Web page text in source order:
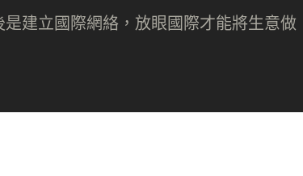
建立國際網絡，放眼國際才能將生意做